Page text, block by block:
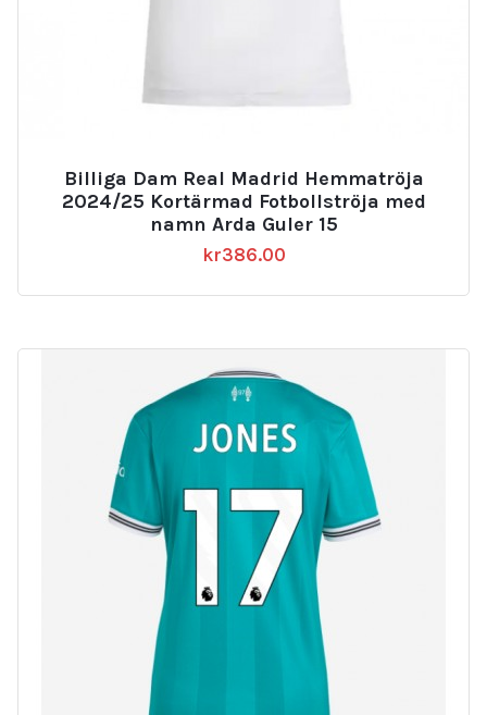
Billiga Dam Real Madrid Hemmatröja
2024/25 Kortärmad Fotbollströja med
namn Arda Guler 15
kr386.00